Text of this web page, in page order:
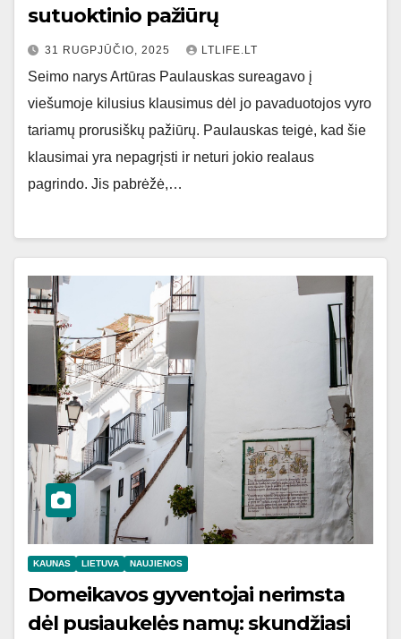
sutuoktinio pažiūrų
31 RUGPJŪČIO, 2025 LTLIFE.LT
Seimo narys Artūras Paulauskas sureagavo į
viešumoje kilusius klausimus dėl jo pavaduotojos vyro
tariamų prorusiškų pažiūrų. Paulauskas teigė, kad šie
klausimai yra nepagrįsti ir neturi jokio realaus
pagrindo. Jis pabrėžė,…
KAUNAS LIETUVA NAUJIENOS
Domeikavos gyventojai nerimsta
dėl pusiaukelės namų: skundžiasi